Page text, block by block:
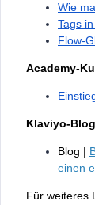
Wie
Tags
Flow-
Academy-
Klaviyo-
Blog |
einen
Für weiteres